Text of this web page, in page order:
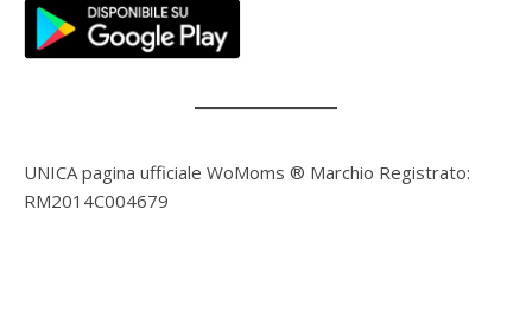
UNICA pagina ufficiale WoMoms ® Marchio Registrato:
RM2014C004679